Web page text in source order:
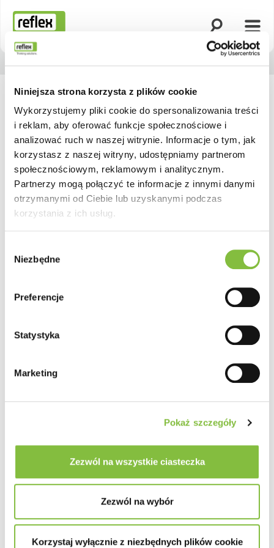
Niniejsza strona korzysta z plików cookie
Wykorzystujemy pliki cookie do spersonalizowania treści
i reklam, aby oferować funkcje społecznościowe i
analizować ruch w naszej witrynie. Informacje o tym, jak
korzystasz z naszej witryny, udostępniamy partnerom
społecznościowym, reklamowym i analitycznym.
Partnerzy mogą połączyć te informacje z innymi danymi
otrzymanymi od Ciebie lub uzyskanymi podczas
korzystania z ich usług.
zgody
Niezbędne
Preferencje
Statystyka
Marketing
Pokaż szczegóły
Zezwól na wszystkie ciasteczka
Zezwól na wybór
Korzystaj wyłącznie z niezbędnych plików cookie
Strona główna
Otwórz